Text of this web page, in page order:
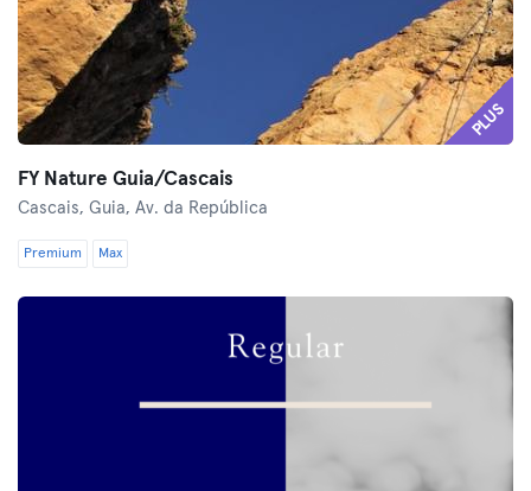
PLUS
FY Nature Guia/Cascais
Cascais, Guia, Av. da República
Premium Max